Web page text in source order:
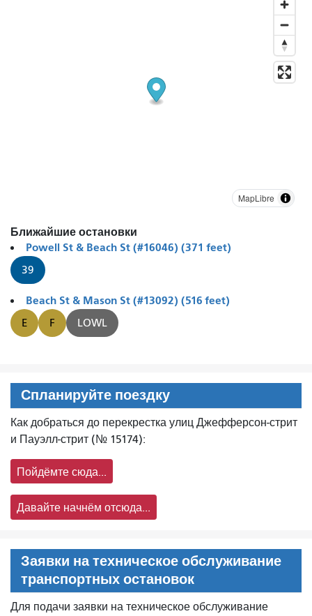
MapLibre
Ближайшие остановки
Powell St & Beach St (#16046) (371 feet)
39
Beach St & Mason St (#13092) (516 feet)
E F LOWL
Спланируйте поездку
Как добраться до перекрестка улиц Джефферсон-стрит
и Пауэлл-стрит (№ 15174):
Пойдёмте сюда...
Давайте начнём отсюда...
Заявки на техническое обслуживание
транспортных остановок
Для подачи заявки на техническое обслуживание